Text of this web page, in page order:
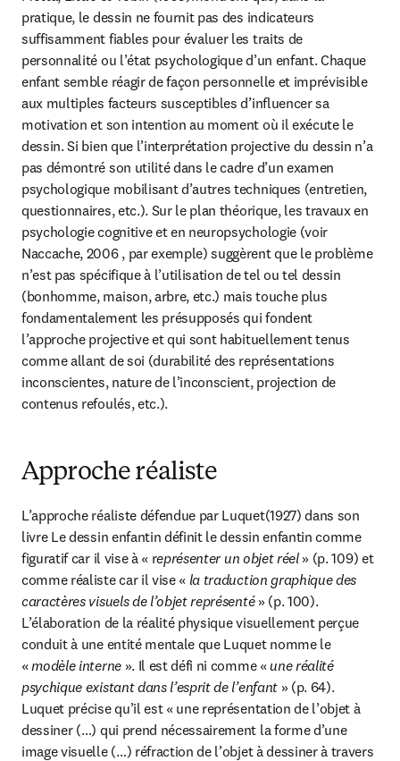
pratique, le dessin ne fournit pas des indicateurs
suffisamment fiables pour évaluer les traits de
personnalité ou l’état psychologique d’un enfant. Chaque
enfant semble réagir de façon personnelle et imprévisible
aux multiples facteurs susceptibles d’influencer sa
motivation et son intention au moment où il exécute le
dessin. Si bien que l’interprétation projective du dessin n’a
pas démontré son utilité dans le cadre d’un examen
psychologique mobilisant d’autres techniques (entretien,
questionnaires, etc.). Sur le plan théorique, les travaux en
psychologie cognitive et en neuropsychologie (voir
Naccache, 2006 , par exemple) suggèrent que le problème
n’est pas spécifique à l’utilisation de tel ou tel dessin
(bonhomme, maison, arbre, etc.) mais touche plus
fondamentalement les présupposés qui fondent
l’approche projective et qui sont habituellement tenus
comme allant de soi (durabilité des représentations
inconscientes, nature de l’inconscient, projection de
contenus refoulés, etc.).
Approche réaliste
L’approche réaliste défendue par Luquet(1927) dans son
livre Le dessin enfantin définit le dessin enfantin comme
figuratif car il vise à « représenter un objet réel » (p. 109) et
comme réaliste car il vise « la traduction graphique des
caractères visuels de l’objet représenté » (p. 100).
L’élaboration de la réalité physique visuellement perçue
conduit à une entité mentale que Luquet nomme le
« modèle interne ». Il est défi ni comme « une réalité
psychique existant dans l’esprit de l’enfant » (p. 64).
Luquet précise qu’il est « une représentation de l’objet à
dessiner (…) qui prend nécessairement la forme d’une
image visuelle (…) réfraction de l’objet à dessiner à travers